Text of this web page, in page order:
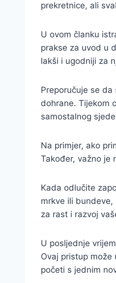
prekretnice, ali
U ovom članku
prakse za uvod u
lakši i ugodniji za
Preporučuje se
dohrane. Tijekom
samostalnog
Na primjer, ako
Također, važno je
Kada odlučite
mrkve ili
za rast i razvoj
U posljednje
Ovaj pristup
početi s jednim